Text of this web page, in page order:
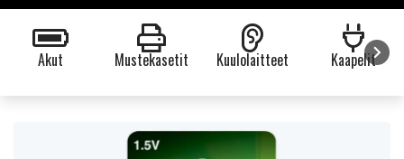
Akut Mustekasetit Kuulolaitteet Kaapelit